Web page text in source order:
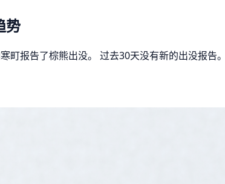
势
町报告了棕熊出没。 过去30天没有新的出没报